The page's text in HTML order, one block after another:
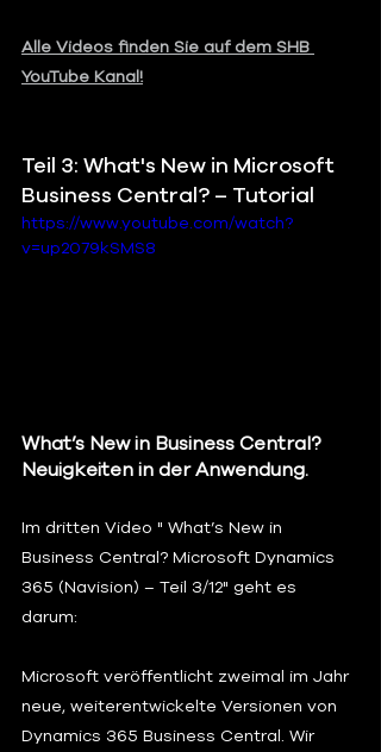
Alle Videos finden Sie auf dem SHB
YouTube Kanal!
Teil 3: What's New in Microsoft
Business Central? – Tutorial
https://www.youtube.com/watch?
v=up2079kSMS8
What’s New in Business Central?
Neuigkeiten in der Anwendung.
Im dritten Video " What’s New in
Business Central? Microsoft Dynamics
365 (Navision) – Teil 3/12" geht es
darum:
Microsoft veröffentlicht zweimal im Jahr
neue, weiterentwickelte Versionen von
Dynamics 365 Business Central. Wir